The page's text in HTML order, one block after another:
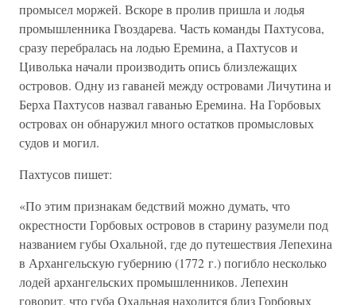
промысел моржей. Вскоре в пролив пришла и лодья
промышленника Гвоздарева. Часть команды Пахтусова,
сразу перебралась на лодью Еремина, а Пахтусов и
Циволька начали производить опись близлежащих
островов. Одну из гаваней между островами Личутина и
Берха Пахтусов назвал гаванью Еремина. На Горбовых
островах он обнаружил много остатков промысловых
судов и могил.
Пахтусов пишет:
«По этим признакам бедствий можно думать, что
окрестности Горбовых островов в старину разумели под
названием губы Охальной, где до путешествия Лепехина
в Архангельскую губернию (1772 г.) погибло несколько
лодей архангельских промышленников. Лепехин
говорит, что губа Охальная находится близ Горбовых